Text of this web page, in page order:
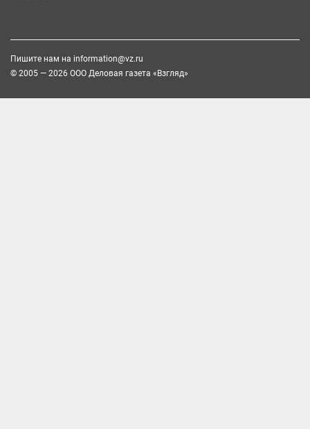
Пишите нам на information@vz.ru
© 2005 — 2026 ООО Деловая газета «Взгляд»